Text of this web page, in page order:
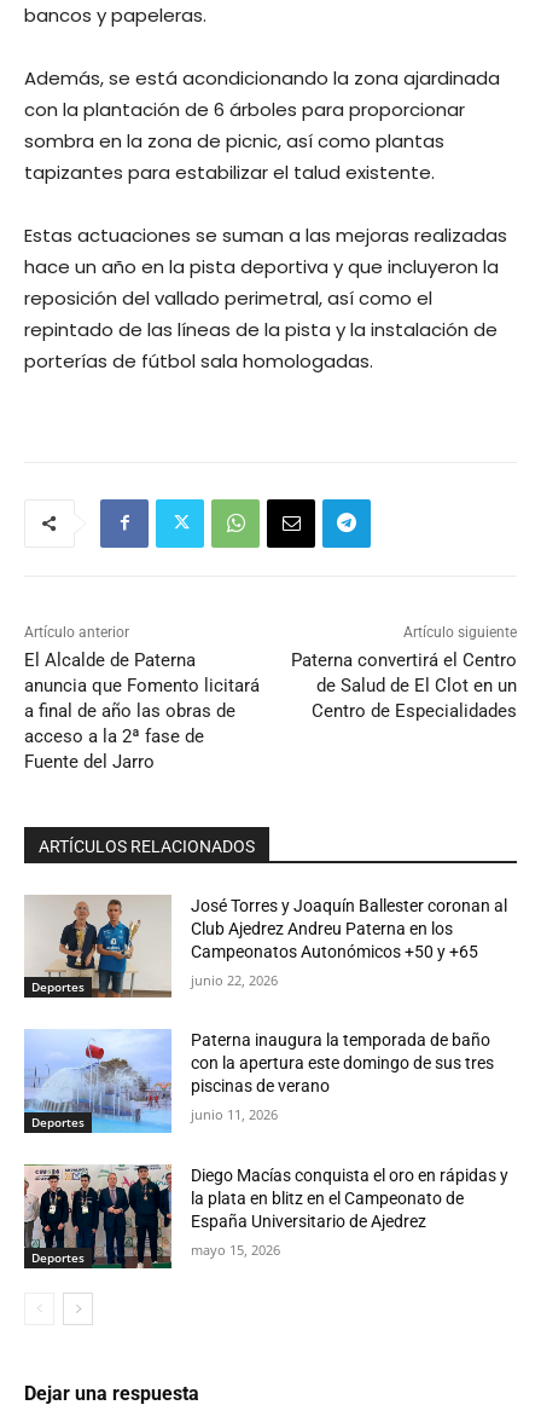
bancos y papeleras.
Además, se está acondicionando la zona ajardinada
con la plantación de 6 árboles para proporcionar
sombra en la zona de picnic, así como plantas
tapizantes para estabilizar el talud existente.
Estas actuaciones se suman a las mejoras realizadas
hace un año en la pista deportiva y que incluyeron la
reposición del vallado perimetral, así como el
repintado de las líneas de la pista y la instalación de
porterías de fútbol sala homologadas.
Artículo anterior
El Alcalde de Paterna
anuncia que Fomento licitará
a final de año las obras de
acceso a la 2ª fase de
Fuente del Jarro
Artículo siguiente
Paterna convertirá el Centro
de Salud de El Clot en un
Centro de Especialidades
ARTÍCULOS RELACIONADOS
Deportes
José Torres y Joaquín Ballester coronan al
Club Ajedrez Andreu Paterna en los
Campeonatos Autonómicos +50 y +65
junio 22, 2026
Deportes
Paterna inaugura la temporada de baño
con la apertura este domingo de sus tres
piscinas de verano
junio 11, 2026
Deportes
Diego Macías conquista el oro en rápidas y
la plata en blitz en el Campeonato de
España Universitario de Ajedrez
mayo 15, 2026
Dejar una respuesta